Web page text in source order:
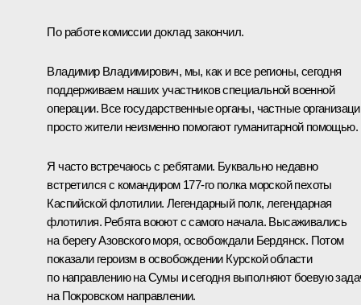
По работе комиссии доклад закончил.
Владимир Владимирович, мы, как и все регионы, сегодня
поддерживаем наших участников специальной военной
операции. Все государственные органы, частные
просто жители неизменно помогают гуманитарной помощью.
Я часто встречаюсь с ребятами. Буквально недавно
встретился с командиром 177-го полка морской пехоты
Каспийской флотилии. Легендарный полк, легендарная
флотилия. Ребята воюют с самого начала. Высаживались
на берегу Азовского моря, освобождали Бердянск. Потом
показали героизм в освобождении Курской области
по направлению на Сумы и сегодня выполняют боевую
на Покровском направлении.